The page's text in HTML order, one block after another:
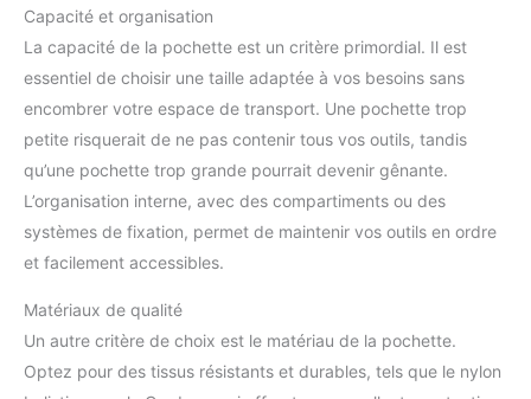
Capacité et organisation
La capacité de la pochette est un critère primordial. Il est
essentiel de choisir une taille adaptée à vos besoins sans
encombrer votre espace de transport. Une pochette trop
petite risquerait de ne pas contenir tous vos outils, tandis
qu’une pochette trop grande pourrait devenir gênante.
L’organisation interne, avec des compartiments ou des
systèmes de fixation, permet de maintenir vos outils en ordre
et facilement accessibles.
Matériaux de qualité
Un autre critère de choix est le matériau de la pochette.
Optez pour des tissus résistants et durables, tels que le nylon